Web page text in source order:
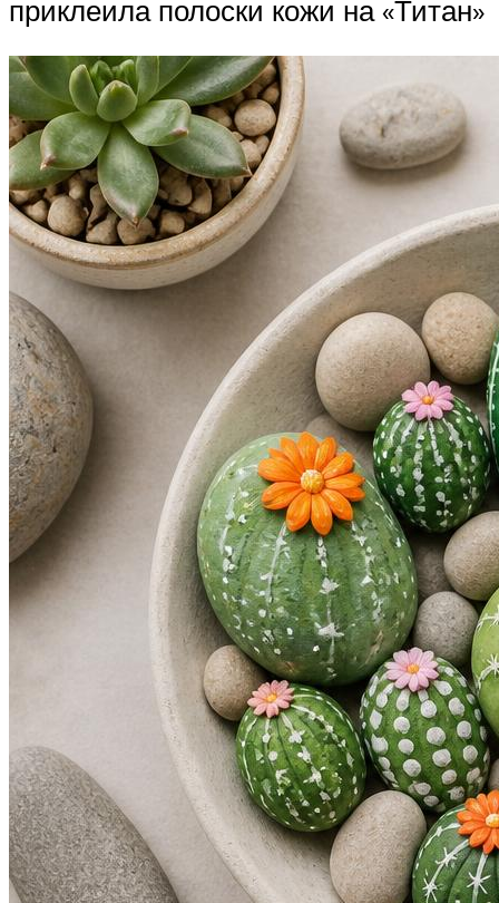
приклеила полоски кожи на «Титан»